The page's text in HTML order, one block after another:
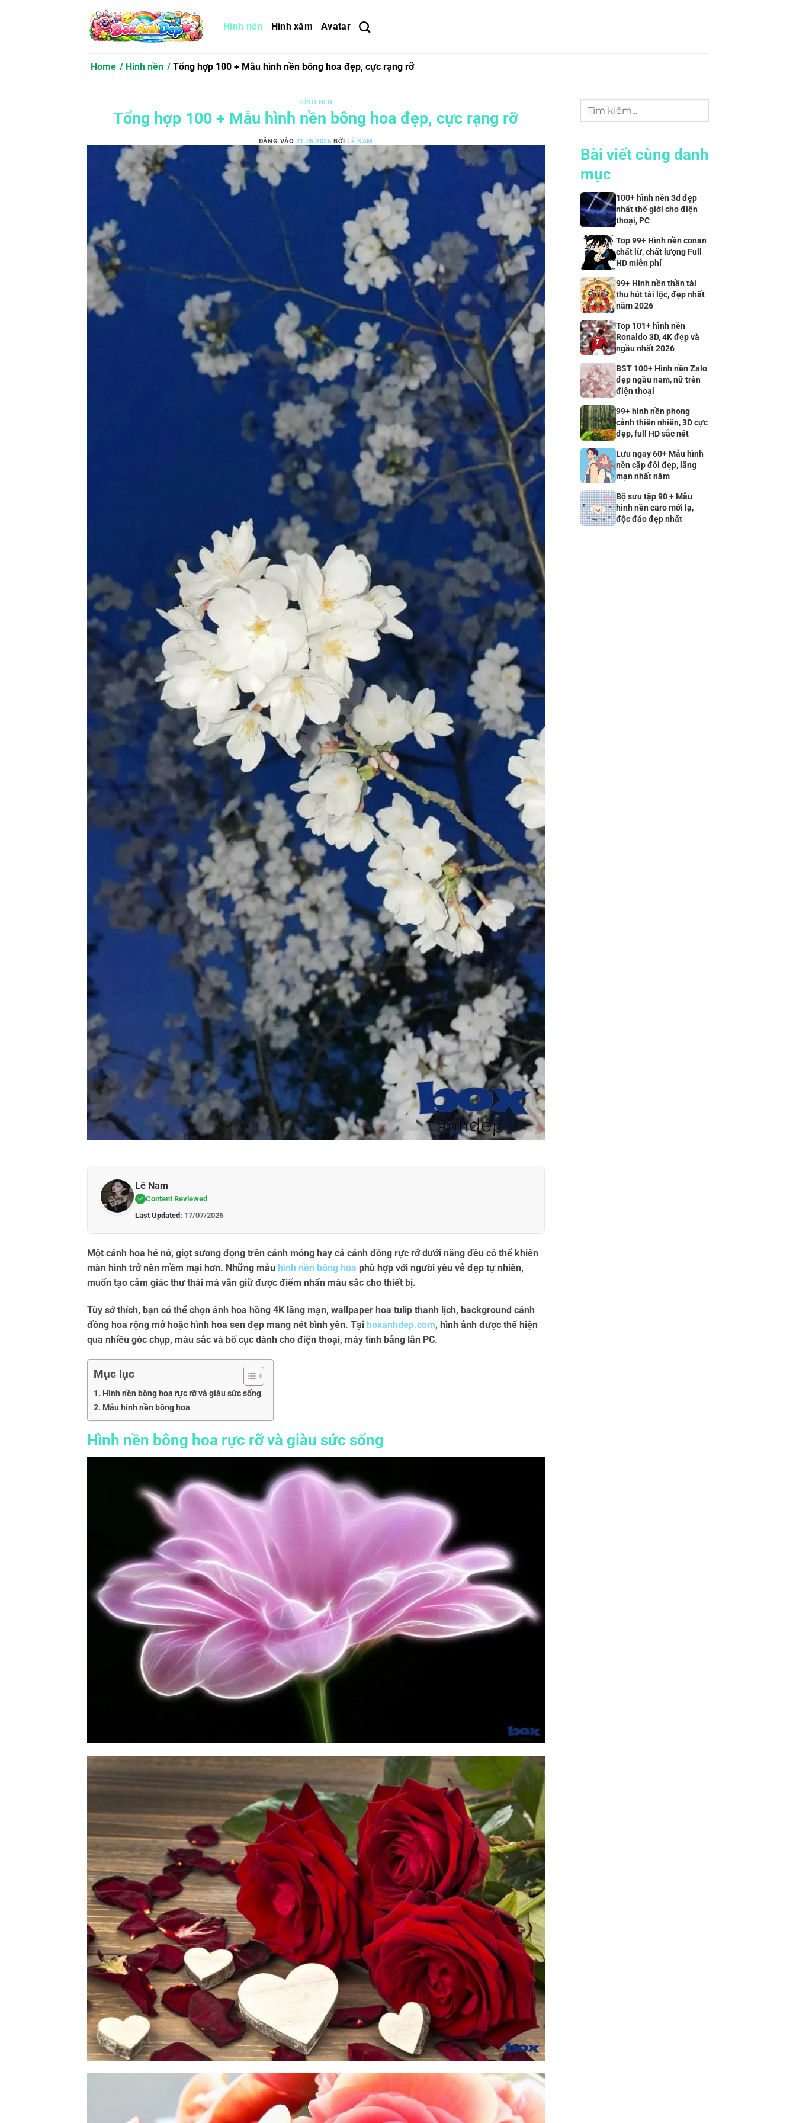
Hình nền Hình xăm Avatar
Home Hình nền Tổng hợp 100 + Mẫu hình nền bông hoa đẹp, cực rạng rỡ
HÌNH NỀN
Tổng hợp 100 + Mẫu hình nền bông hoa đẹp, cực rạng rỡ
ĐĂNG VÀO 21.05.2026 BỞILÊ NAM
Lê Nam
Content Reviewed
Last Updated: 17/07/2026
Một cánh hoa hé nở, giọt sương đọng trên cánh mỏng hay cả cánh đồng rực rỡ dưới nắng đều có thể khiến
màn hình trở nên mềm mại hơn. Những mẫu hình nền bông hoa phù hợp với người yêu vẻ đẹp tự nhiên,
muốn tạo cảm giác thư thái mà vẫn giữ được điểm nhấn màu sắc cho thiết bị.
Tùy sở thích, bạn có thể chọn ảnh hoa hồng 4K lãng mạn, wallpaper hoa tulip thanh lịch, background cánh
đồng hoa rộng mở hoặc hình hoa sen đẹp mang nét bình yên. Tại boxanhdep.com, hình ảnh được thể hiện
qua nhiều góc chụp, màu sắc và bố cục dành cho điện thoại, máy tính bảng lẫn PC.
Mục lục
Hình nền bông hoa rực rỡ và giàu sức sống
Mẫu hình nền bông hoa
Hình nền bông hoa rực rỡ và giàu sức sống
Bài viết cùng danh
mục
100+ hình nền 3d đẹp
nhất thế giới cho điện
thoại, PC
Top 99+ Hình nền conan
chất lừ, chất lượng Full
HD miễn phí
99+ Hình nền thần tài
thu hút tài lộc, đẹp nhất
năm 2026
Top 101+ hình nền
Ronaldo 3D, 4K đẹp và
ngầu nhất 2026
BST 100+ Hình nền Zalo
đẹp ngầu nam, nữ trên
điện thoại
99+ hình nền phong
cảnh thiên nhiên, 3D cực
đẹp, full HD sắc nét
Lưu ngay 60+ Mẫu hình
nền cặp đôi đẹp, lãng
mạn nhất năm
Bộ sưu tập 90 + Mẫu
hình nền caro mới lạ,
độc đáo đẹp nhất